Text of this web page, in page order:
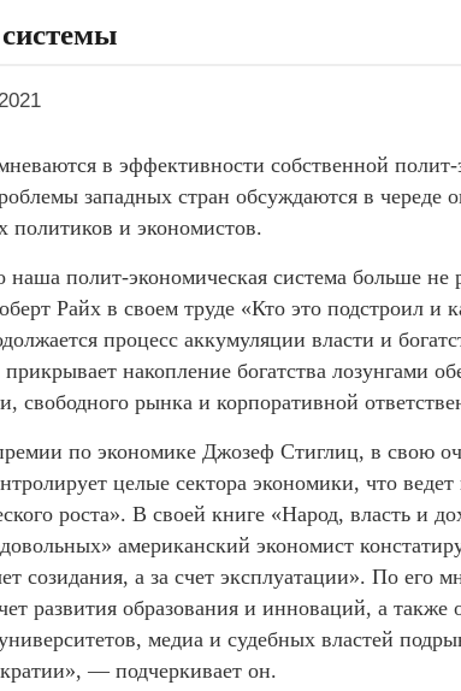
в эффективности собственной
западных стран обсуждаются в череде
политиков и экономистов.
полит-экономическая система больше не
Райх в своем труде «Кто это подстроил и
процесс аккумуляции власти и
накопление богатства лозунгами
свободного рынка и корпоративной
по экономике Джозеф Стиглиц, в свою
целые сектора экономики, что
роста». В своей книге «Народ, власть и
американский экономист
созидания, а за счет эксплуатации». По его
развития образования и инноваций, а также
медиа и судебных властей
— подчеркивает он.